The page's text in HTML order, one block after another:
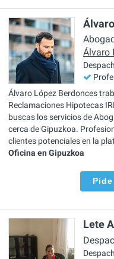
Álvaro
Álvaro López Berdonces
Reclamaciones Hipotecas
buscas los servicios de
cerca de Gipuzkoa.
clientes potenciales en la
Oficina en Gipuzkoa
Lete